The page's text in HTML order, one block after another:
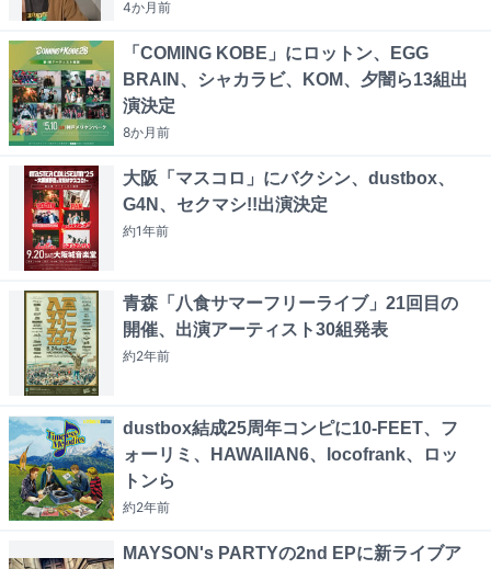
4か月前
「COMING KOBE」にロットン、EGG
BRAIN、シャカラビ、KOM、夕闇ら13組出
演決定
8か月前
大阪「マスコロ」にバクシン、dustbox、
G4N、セクマシ!!出演決定
約1年前
青森「八食サマーフリーライブ」21回目の
開催、出演アーティスト30組発表
約2年前
dustbox結成25周年コンピに10-FEET、フ
ォーリミ、HAWAIIAN6、locofrank、ロッ
トンら
約2年前
MAYSON's PARTYの2nd EPに新ライブア